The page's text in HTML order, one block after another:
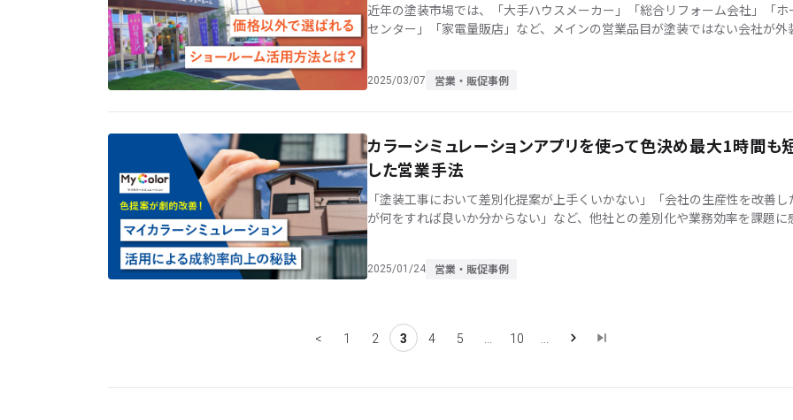
近年の塗装市場では、「大手ハウスメーカー」「総合リフォーム会社」「ホ
センター」「家電量販店」など、メインの営業品目が塗装ではない会社が外
2025/03/07 営業・販促事例
カラーシミュレーションアプリを使って色決め最大1時間も
した営業手法
「塗装工事において差別化提案が上手くいかない」「会社の生産性を改善し
が何をすれば良いか分からない」など、他社との差別化や業務効率を課題に
2025/01/24 営業・販促事例
< 1 2 3 4 5 10